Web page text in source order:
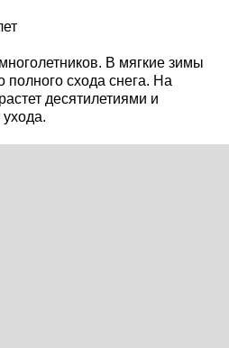
В мягкие зимы
полного схода снега. На
десятилетиями и
ухода.